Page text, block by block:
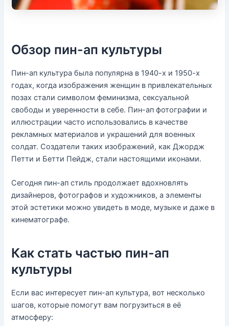
Обзор пин-ап культуры
Пин-ап культура была популярна в 1940-х и 1950-х
годах, когда изображения женщин в привлекательных
позах стали символом феминизма, сексуальной
свободы и уверенности в себе. Пин-ап фотографии и
иллюстрации часто использовались в качестве
рекламных материалов и украшений для военных
солдат. Создатели таких изображений, как Джордж
Петти и Бетти Пейдж, стали настоящими иконами.
Сегодня пин-ап стиль продолжает вдохновлять
дизайнеров, фотографов и художников, а элементы
этой эстетики можно увидеть в моде, музыке и даже в
кинематографе.
Как стать частью пин-ап
культуры
Если вас интересует пин-ап культура, вот несколько
шагов, которые помогут вам погрузиться в её
атмосферу: